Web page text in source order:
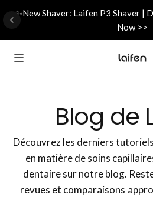
✨New Shaver: Laifen P3 Shaver |
Now >>
Blog de
Découvrez les derniers
en matière de soins
dentaire sur notre blog.
revues et comparaisons